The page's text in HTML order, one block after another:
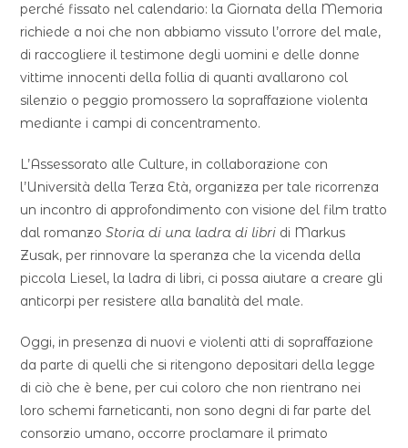
perché fissato nel calendario: la Giornata della Memoria
richiede a noi che non abbiamo vissuto l’orrore del male,
di raccogliere il testimone degli uomini e delle donne
vittime innocenti della follia di quanti avallarono col
silenzio o peggio promossero la sopraffazione violenta
mediante i campi di concentramento.
L’Assessorato alle Culture, in collaborazione con
l’Università della Terza Età, organizza per tale ricorrenza
un incontro di approfondimento con visione del film tratto
dal romanzoStoria di una ladra di libri di Markus
Zusak, per rinnovare la speranza che la vicenda della
piccola Liesel, la ladra di libri, ci possa aiutare a creare gli
anticorpi per resistere alla banalità del male.
Oggi, in presenza di nuovi e violenti atti di sopraffazione
da parte di quelli che si ritengono depositari della legge
di ciò che è bene, per cui coloro che non rientrano nei
loro schemi farneticanti, non sono degni di far parte del
consorzio umano, occorre proclamare il primato